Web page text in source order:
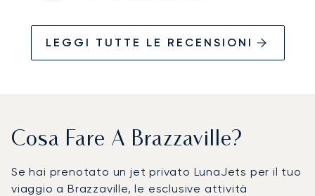
LEGGI TUTTE LE RECENSIONI
Cosa Fare A Brazzaville?
Se hai prenotato un jet privato LunaJets per il tuo
viaggio a Brazzaville, le esclusive attività